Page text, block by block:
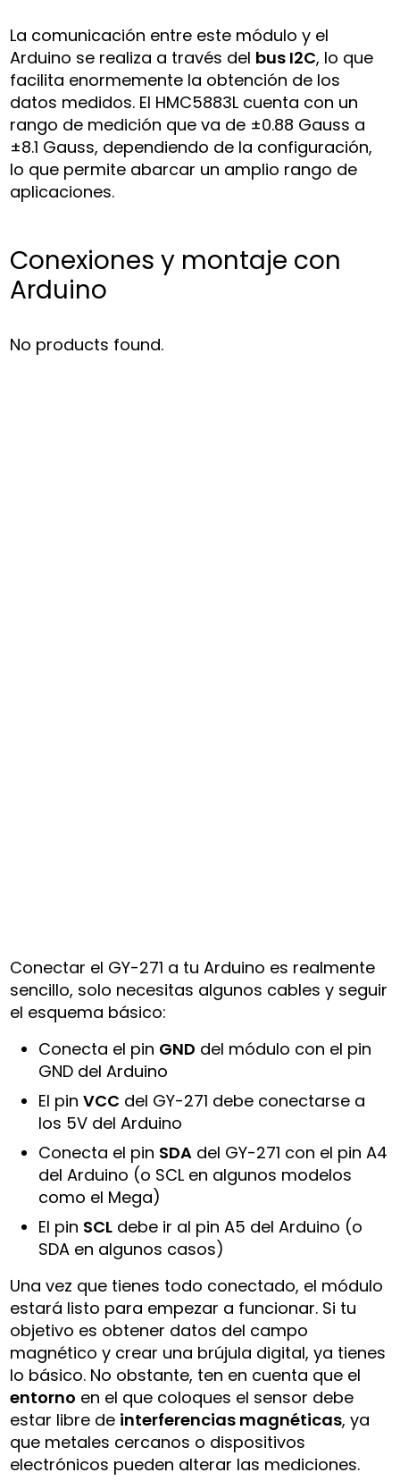
La comunicación entre este módulo y el
Arduino se realiza a través del bus I2C, lo que
facilita enormemente la obtención de los
datos medidos. El HMC5883L cuenta con un
rango de medición que va de ±0.88 Gauss a
±8.1 Gauss, dependiendo de la configuración,
lo que permite abarcar un amplio rango de
aplicaciones.
Conexiones y montaje con
Arduino
No products found.
Conectar el GY-271 a tu Arduino es realmente
sencillo, solo necesitas algunos cables y seguir
el esquema básico:
Conecta el pin GND del módulo con el pin
GND del Arduino
El pinVCC del GY-271 debe conectarse a
los 5V del Arduino
Conecta el pin SDA del GY-271 con el pin A4
del Arduino (o SCL en algunos modelos
como el Mega)
El pin SCL debe ir al pin A5 del Arduino (o
SDA en algunos casos)
Una vez que tienes todo conectado, el módulo
estará listo para empezar a funcionar. Si tu
objetivo es obtener datos del campo
magnético y crear una brújula digital, ya tienes
lo básico. No obstante, ten en cuenta que el
entorno en el que coloques el sensor debe
estar libre de interferencias magnéticas, ya
que metales cercanos o dispositivos
electrónicos pueden alterar las mediciones.